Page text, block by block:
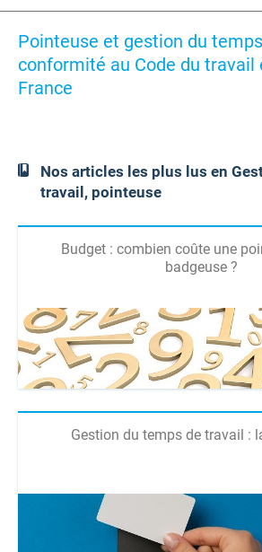
Pointeuse et gestion du
conformité au Code du travail
France
Nos articles les plus lus en
travail, pointeuse
Budget : combien coûte une
badgeuse ?
Gestion du temps de travail :